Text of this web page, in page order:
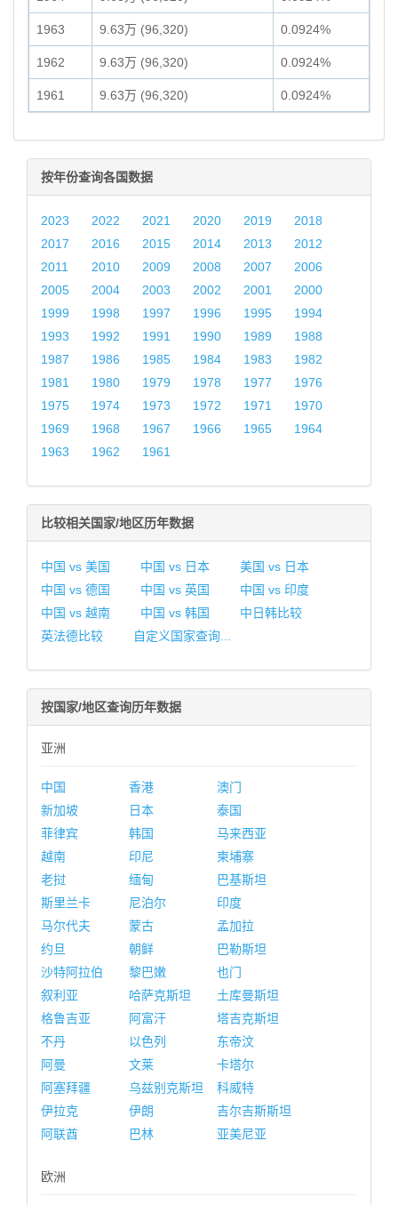
1963 9.63万 (96,320) 0.0924%
1962 9.63万 (96,320) 0.0924%
1961 9.63万 (96,320) 0.0924%
按年份查询各国数据
2023 2022 2021 2020 2019
2018
2017
2016 2015 2014 2013
2012
2011
2010 2009 2008 2007
2006
2005
2004 2003 2002 2001
2000
1999
1998 1997 1996 1995
1994
1993
1992 1991 1990 1989
1988
1987
1986 1985 1984 1983
1982
1981
1980 1979 1978 1977
1976
1975
1974 1973 1972 1971
1970
1969
1968 1967 1966 1965
1964
1963
1962 1961
比较相关国家/地区历年数据
中国 vs 美国 中国 vs 日本
美国 vs 日本
中国 vs 德国
中国 vs 英国
中国 vs 印度
中国 vs 越南
中国 vs 韩国
中日韩比较
英法德比较
自定义国家查询...
按国家/地区查询历年数据
亚洲
中国 香港
澳门
新加坡
日本
泰国
菲律宾
韩国
马来西亚
越南
印尼
柬埔寨
老挝
缅甸
巴基斯坦
斯里兰卡
尼泊尔
印度
马尔代夫
蒙古
孟加拉
约旦
朝鲜
巴勒斯坦
沙特阿拉伯
黎巴嫩
也门
叙利亚
哈萨克斯坦
土库曼斯坦
格鲁吉亚
阿富汗
塔吉克斯坦
不丹
以色列
东帝汶
阿曼
文莱
卡塔尔
阿塞拜疆
乌兹别克斯坦
科威特
伊拉克
伊朗
吉尔吉斯斯坦
阿联酋
巴林 亚美尼亚
欧洲